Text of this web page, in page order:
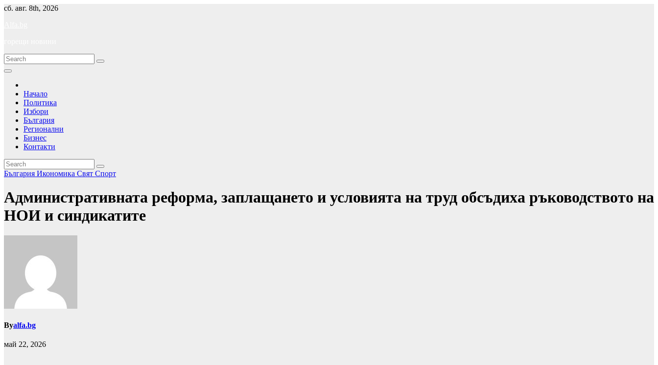
Skip
сб. авг. 8th, 2026
Начало
Политика
Избори
България
Регионални
Бизнес
Контакти
България Икономика Свят Спорт
Административната реформа, заплащането и условията на труд обсъдиха ръководството на
НОИ и синдикатите
Byalfa.bg
май 22, 2026